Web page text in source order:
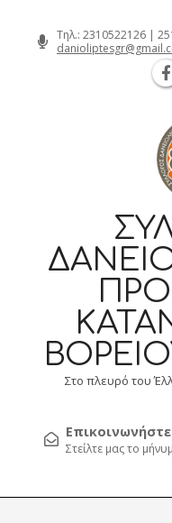
Τηλ.: 2310522126 |
Στο πλευρό του
Στείλτε μας το
Navigation